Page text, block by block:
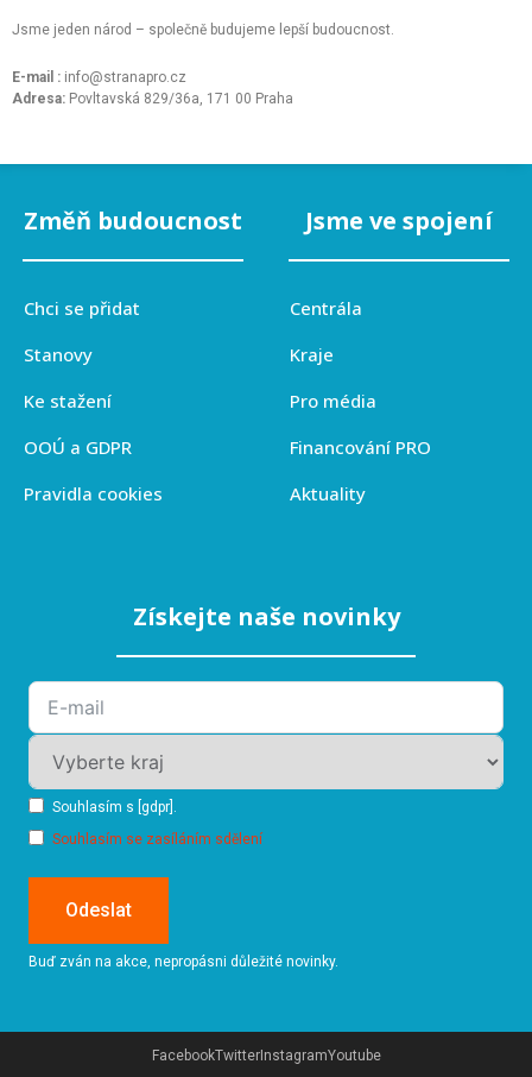
Jsme jeden národ – společně budujeme lepší budoucnost.
E-mail : info@stranapro.cz
Adresa: Povltavská 829/36a, 171 00 Praha
Změň budoucnost
Chci se přidat
Stanovy
Ke stažení
OOÚ a GDPR
Pravidla cookies
Jsme ve spojení
Centrála
Kraje
Pro média
Financování PRO
Aktuality
Získejte naše novinky
Souhlasím s [gdpr].
Souhlasím se zasíláním sdělení
Odeslat
Buď zván na akce, nepropásni důležité novinky.
FacebookTwitterInstagramYoutube